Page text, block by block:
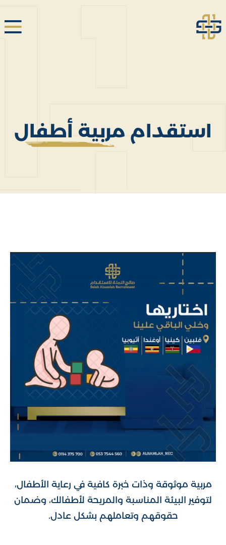
استقدام مربية أطفال
مربية موثوقة وذات خبرة كافية في رعاية الأطفال،
لتوفير البيئة المناسبة والمريحة لأطفالك، وضمان
حقوقهم وتعاملهم بشكل عادل.